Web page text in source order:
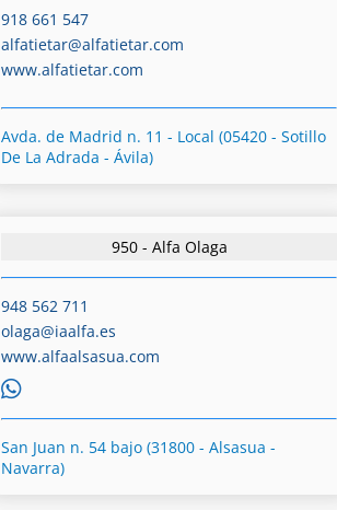
918 661 547
alfatietar@alfatietar.com
www.alfatietar.com
Avda. de Madrid n. 11 - Local (05420 - Sotillo
De La Adrada - Ávila)
950 - Alfa Olaga
948 562 711
olaga@iaalfa.es
www.alfaalsasua.com
San Juan n. 54 bajo (31800 - Alsasua -
Navarra)